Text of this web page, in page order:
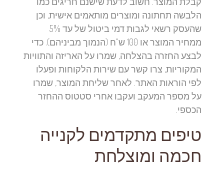
הלבשה תחתונה ומוצרים מותאמים אישית, וכן
שהעסק רשאי לגבות דמי ביטול של עד 5%
ממחיר המוצר או 100 ש"ח (הנמוך מביניהם). כדי
לבצע החזרה בהצלחה, שמרו על האריזה והתוויות
המקוריות, צרו קשר עם שירות הלקוחות ופעלו
לפי הוראות האתר. לאחר שליחת המוצר, שמרו
על מספר המעקב ועקבו אחרי סטטוס ההחזר
הכספי.
טיפים מתקדמים לקנייה
חכמה ומוצלחת